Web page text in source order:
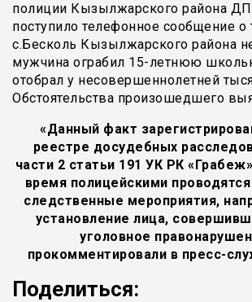
полиции Кызылжарского района
поступило телефонное сообщение о
с.Бесколь Кызылжарского района
мужчина ограбил 15-летнюю
отобрал у несовершеннолетней
Обстоятельства произошедшего
«Данный факт
реестре досудебных
части 2 статьи 191 УК РК
время полицейскими
следственные мероприятия,
установление лица,
уголовное
прокомментировали в пресс-
Поделиться: